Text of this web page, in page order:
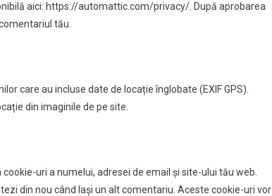
aici: https://automattic.com/privacy/. După aprobarea
tău.
care au incluse date de locație înglobate (EXIF GPS).
din imaginile de pe site.
uri a numelui, adresei de email și site-ului tău web.
din nou când lași un alt comentariu. Aceste cookie-uri vor